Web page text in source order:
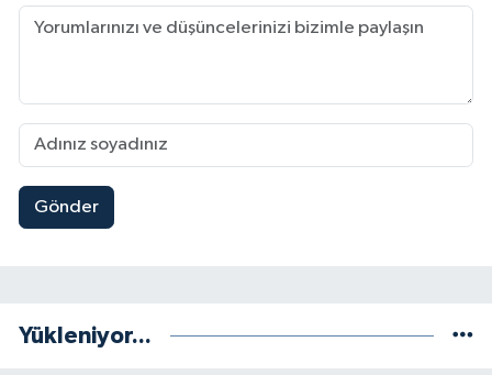
Gönder
Yükleniyor...